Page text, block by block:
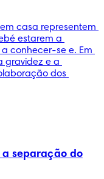
casa representem
estarem a
conhecer-se e. Em
gravidez e a
dos
separação do